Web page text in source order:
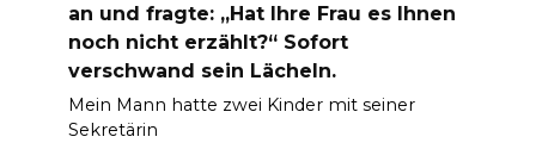
an und fragte: „Hat Ihre Frau es Ihnen
noch nicht erzählt?“ Sofort
verschwand sein Lächeln.
Mein Mann hatte zwei Kinder mit seiner
Sekretärin